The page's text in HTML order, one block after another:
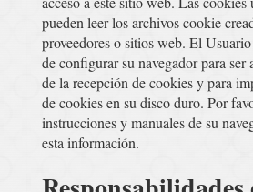
pueden leer los archivos cookie
proveedores o sitios web. El
de configurar su navegador para ser
de la recepción de cookies y para
de cookies en su disco duro. Por
instrucciones y manuales de su
esta información.